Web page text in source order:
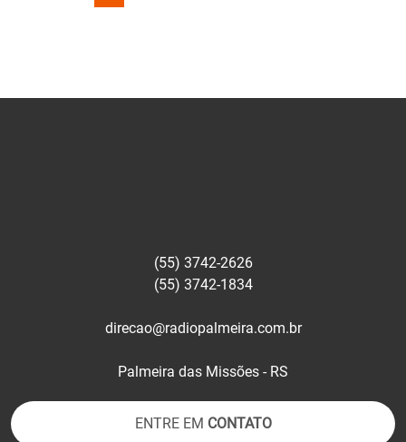
(55) 3742-2626
(55) 3742-1834
direcao@radiopalmeira.com.br
Palmeira das Missões - RS
ENTRE EM CONTATO